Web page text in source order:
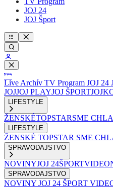
JOJ 24
JOJ Šport
Live Archív TV Program JOJ 24
JOJJOJ PLAYJOJ ŠPORT
LIFESTYLE
ŽENSKÉTOPSTARSME
LIFESTYLE
ŽENSKÉ TOPSTAR SME
SPRAVODAJSTVO
NOVINYJOJ 24ŠPORT
SPRAVODAJSTVO
NOVINY JOJ 24 ŠPORT